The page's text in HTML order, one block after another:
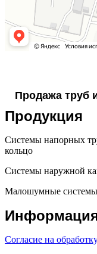
Продажа труб
Продукция
Системы напорных
кольцо
Системы наружной
Малошумные системы
Согласие на